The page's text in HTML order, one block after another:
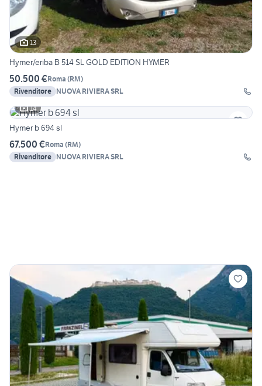
13
Hymer/eriba B 514 SL GOLD EDITION HYMER
50.500 €Roma (RM)
Rivenditore NUOVA RIVIERA SRL
14
Hymer b 694 sl
67.500 €Roma (RM)
Rivenditore NUOVA RIVIERA SRL